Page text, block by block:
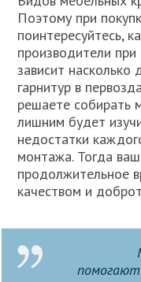
Поэтому при
поинтересуйтесь,
производители
зависит
гарнитур в
решаете собирать
лишним будет
недостатки
монтажа. Тогда
продолжительное
качеством и
помогают